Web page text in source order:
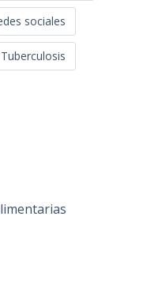
sociales
Tuberculosis